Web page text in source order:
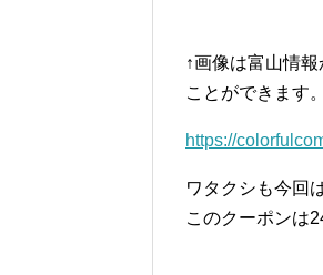
↑画像は富山情
ことができます。
https://
ワタクシも今回
このクーポンは